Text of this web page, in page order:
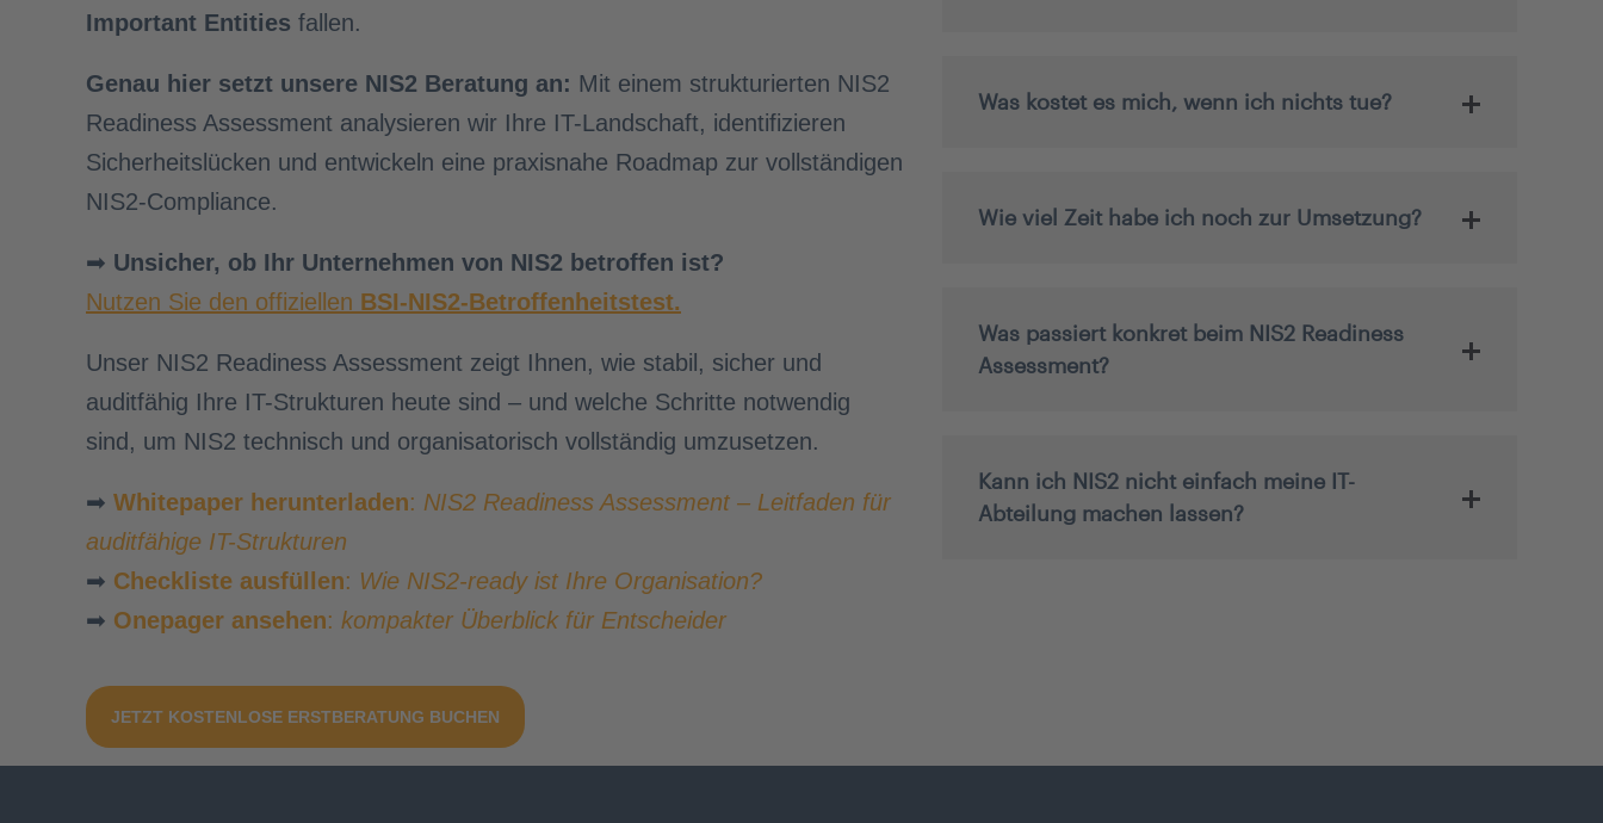
Important Entities fallen.
Genau hier setzt unsere NIS2 Beratung an: Mit einem strukturierten NIS2
Readiness Assessment analysieren wir Ihre IT-Landschaft, identifizieren
Sicherheitslücken und entwickeln eine praxisnahe Roadmap zur vollständigen
NIS2-Compliance.
➡ Unsicher, ob Ihr Unternehmen von NIS2 betroffen ist?
Nutzen Sie den offiziellen BSI-NIS2-Betroffenheitstest.
Unser NIS2 Readiness Assessment zeigt Ihnen, wie stabil, sicher und
auditfähig Ihre IT-Strukturen heute sind – und welche Schritte notwendig
sind, um NIS2 technisch und organisatorisch vollständig umzusetzen.
➡ Whitepaper herunterladen: NIS2 Readiness Assessment – Leitfaden für
auditfähige IT-Strukturen
➡ Checkliste ausfüllen: Wie NIS2-ready ist Ihre Organisation?
➡ Onepager ansehen: kompakter Überblick für Entscheider
JETZT KOSTENLOSE ERSTBERATUNG BUCHEN
Was kostet es mich, wenn ich nichts tue?
Wie viel Zeit habe ich noch zur Umsetzung?
Was passiert konkret beim NIS2 Readiness
Assessment?
Kann ich NIS2 nicht einfach meine IT-
Abteilung machen lassen?